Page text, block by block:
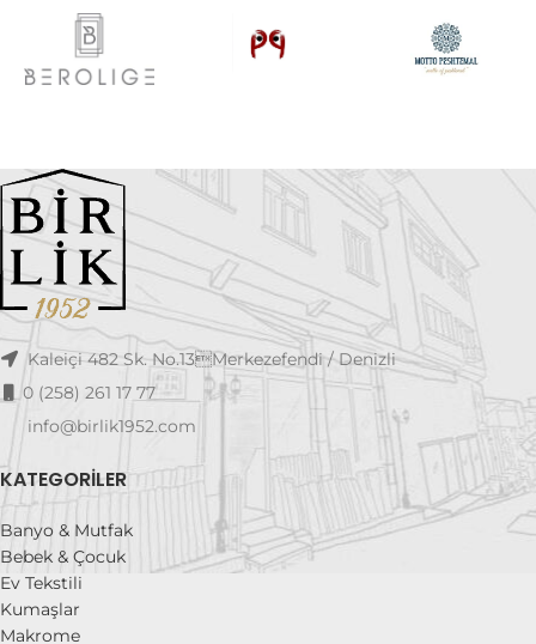
Kaleiçi 482 Sk. No.13Merkezefendi / Denizli
0 (258) 261 17 77
info@birlik1952.com
KATEGORILER
Banyo & Mutfak
Bebek & Çocuk
Ev Tekstili
Kumaşlar
Makrome